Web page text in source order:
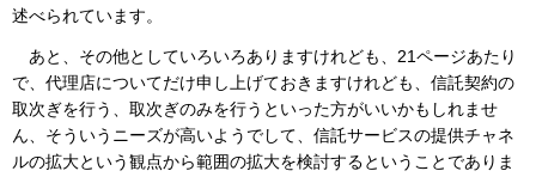
述べられています。
あと、その他としていろいろありますけれども、21ページあたり
で、代理店についてだけ申し上げておきますけれども、信託契約の
取次ぎを行う、取次ぎのみを行うといった方がいいかもしれませ
ん、そういうニーズが高いようでして、信託サービスの提供チャネ
ルの拡大という観点から範囲の拡大を検討するということでありま